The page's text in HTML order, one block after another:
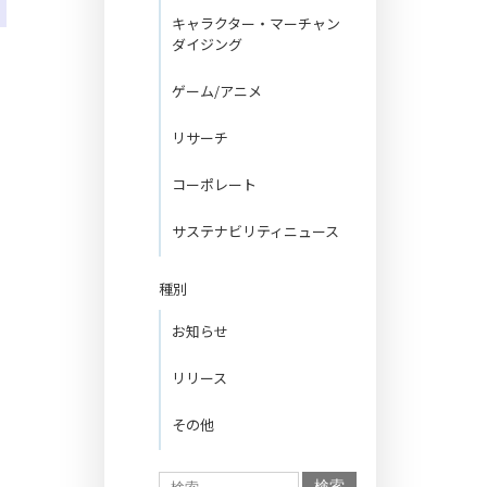
キャラクター・マーチャン
ダイジング
ゲーム/アニメ
リサーチ
コーポレート
サステナビリティニュース
種別
お知らせ
リリース
その他